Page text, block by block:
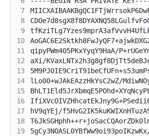
7
8
9
10
11
12
13
14
15
16
17
18
19